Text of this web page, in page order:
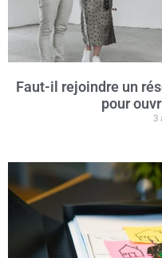
Faut-il rejoindre un
pour
3